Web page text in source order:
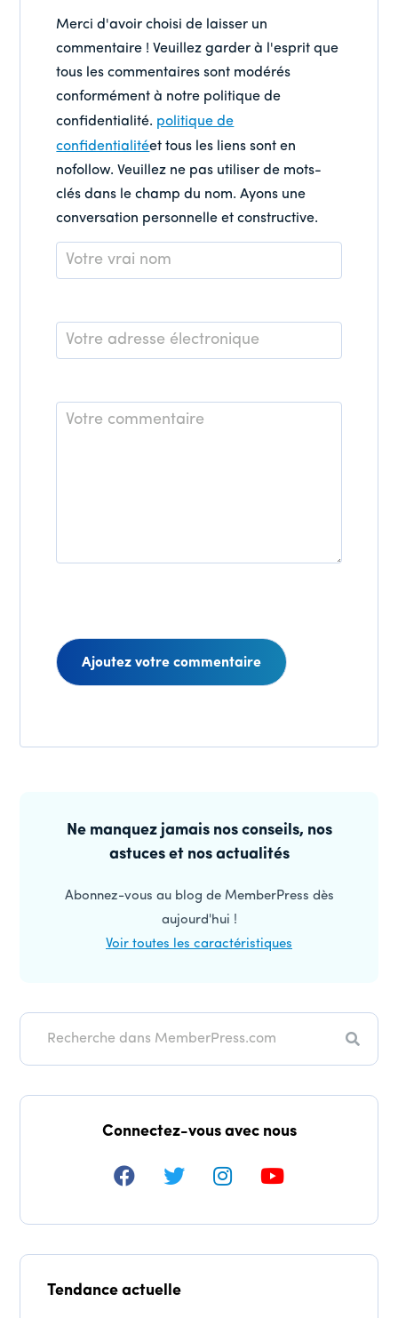
Merci d'avoir choisi de laisser un
commentaire ! Veuillez garder à l'esprit que
tous les commentaires sont modérés
conformément à notre politique de
confidentialité. politique de
confidentialitéet tous les liens sont en
nofollow. Veuillez ne pas utiliser de mots-
clés dans le champ du nom. Ayons une
conversation personnelle et constructive.
Nom
*
E-
mail
Commentaire
latérale
principale
Ne manquez jamais nos conseils, nos
astuces et nos actualités
Abonnez-vous au blog de MemberPress dès
aujourd'hui !
Voir toutes les caractéristiques
Connectez-vous avec nous
Tendance actuelle